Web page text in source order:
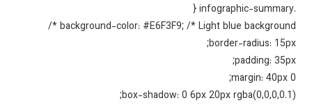
background-color: #E6F3F9; /* Light blue background
border-radius:
padding:
margin: 40px
box-shadow: 0 6px 20px